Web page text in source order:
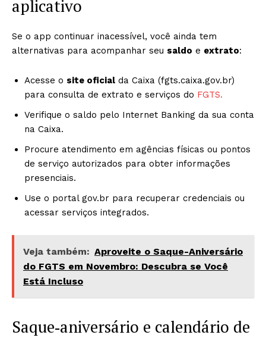
aplicativo
Se o app continuar inacessível, você ainda tem
alternativas para acompanhar seu saldo e extrato:
Acesse o site oficial da Caixa (fgts.caixa.gov.br)
para consulta de extrato e serviços do FGTS.
Verifique o saldo pelo Internet Banking da sua conta
na Caixa.
Procure atendimento em agências físicas ou pontos
de serviço autorizados para obter informações
presenciais.
Use o portal gov.br para recuperar credenciais ou
acessar serviços integrados.
Veja também: Aproveite o Saque-Aniversário
do FGTS em Novembro: Descubra se Você
Está Incluso
Saque‑aniversário e calendário de